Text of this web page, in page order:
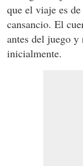
que el viaje es
cansancio. El
antes del juego y
inicialmente.